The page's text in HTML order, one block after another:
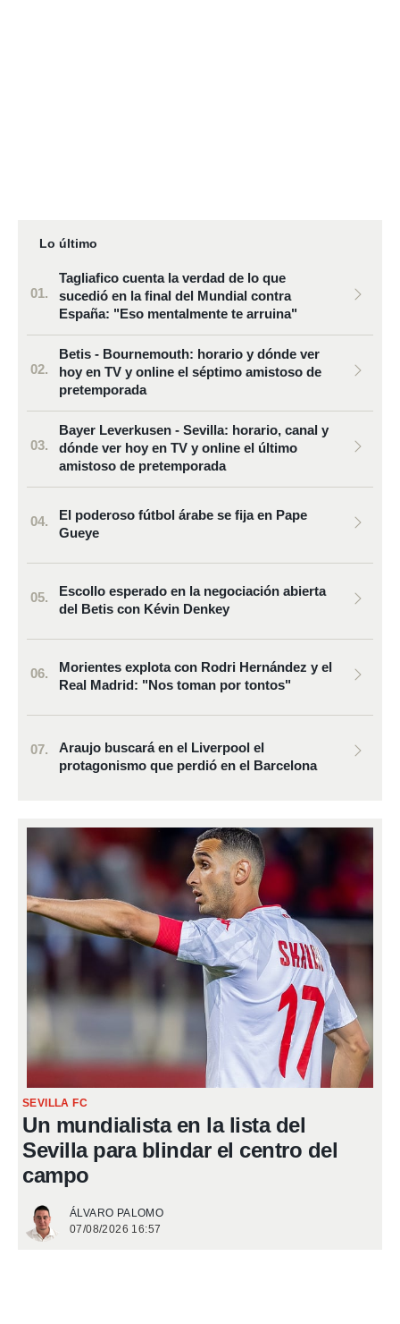
Lo último
Tagliafico cuenta la verdad de lo que
sucedió en la final del Mundial contra
España: "Eso mentalmente te arruina"
Betis - Bournemouth: horario y dónde ver
hoy en TV y online el séptimo amistoso de
pretemporada
Bayer Leverkusen - Sevilla: horario, canal y
dónde ver hoy en TV y online el último
amistoso de pretemporada
El poderoso fútbol árabe se fija en Pape
Gueye
Escollo esperado en la negociación abierta
del Betis con Kévin Denkey
Morientes explota con Rodri Hernández y el
Real Madrid: "Nos toman por tontos"
Araujo buscará en el Liverpool el
protagonismo que perdió en el Barcelona
SEVILLA FC
Un mundialista en la lista del
Sevilla para blindar el centro del
campo
ÁLVARO PALOMO
07/08/2026 16:57